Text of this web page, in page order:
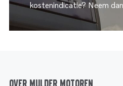
kostenindicatie? Neem
Over Mulder Motoren